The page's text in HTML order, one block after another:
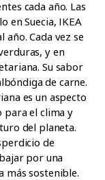
cada año. Las
en Suecia, IKEA
año. Cada vez se
y en
Su sabor
de carne.
es un aspecto
el clima y
del planeta.
de
por una
más sostenible.